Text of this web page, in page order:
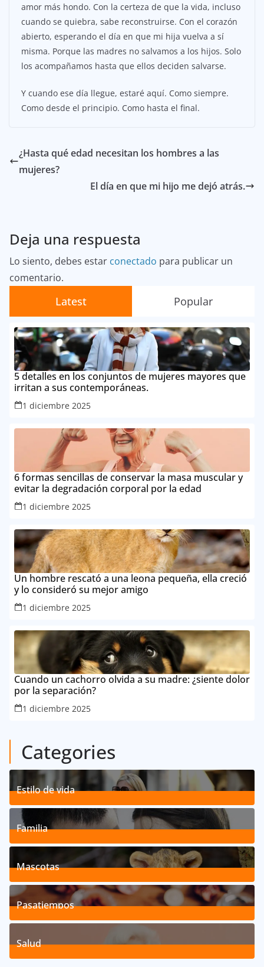
amor más hondo. Con la certeza de que la vida, incluso
cuando se quiebra, sabe reconstruirse. Con el corazón
abierto, esperando el día en que mi hija vuelva a sí
misma. Porque las madres no salvamos a los hijos. Solo
los acompañamos hasta que ellos deciden salvarse.
Y cuando ese día llegue, estaré aquí. Como siempre.
Como desde el principio. Como hasta el final.
¿Hasta qué edad necesitan los hombres a las
mujeres?
El día en que mi hijo me dejó atrás.
Deja una respuesta
Lo siento, debes estar conectado para publicar un
comentario.
Latest Popular
5 detalles en los conjuntos de mujeres mayores que
irritan a sus contemporáneas.
1 diciembre 2025
6 formas sencillas de conservar la masa muscular y
evitar la degradación corporal por la edad
1 diciembre 2025
Un hombre rescató a una leona pequeña, ella creció
y lo consideró su mejor amigo
1 diciembre 2025
Cuando un cachorro olvida a su madre: ¿siente dolor
por la separación?
1 diciembre 2025
Categories
Estilo de vida
192Posts
Familia
527Posts
Mascotas
119Posts
Pasatiempos
39Posts
Salud